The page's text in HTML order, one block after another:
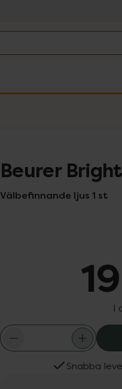
Beurer
Välbefinnande ljus 1 st
I
Snabba